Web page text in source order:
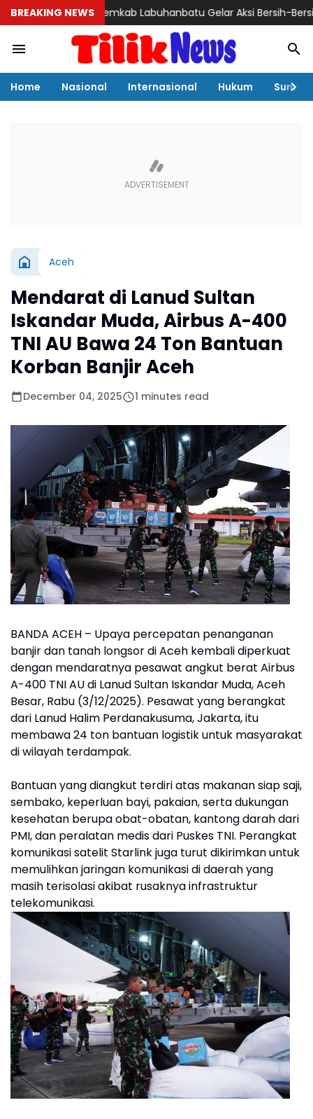
BREAKING NEWS
Pemkab Labuhanbatu Gelar Aksi Bersih-Bersih
Home Nasional Internasional Hukum Sumut
Aceh
Mendarat di Lanud Sultan
Iskandar Muda, Airbus A-400
TNI AU Bawa 24 Ton Bantuan
Korban Banjir Aceh
December 04, 2025 1 minutes read
BANDA ACEH – Upaya percepatan penanganan
banjir dan tanah longsor di Aceh kembali diperkuat
dengan mendaratnya pesawat angkut berat Airbus
A-400 TNI AU di Lanud Sultan Iskandar Muda, Aceh
Besar, Rabu (3/12/2025). Pesawat yang berangkat
dari Lanud Halim Perdanakusuma, Jakarta, itu
membawa 24 ton bantuan logistik untuk masyarakat
di wilayah terdampak.
Bantuan yang diangkut terdiri atas makanan siap saji,
sembako, keperluan bayi, pakaian, serta dukungan
kesehatan berupa obat-obatan, kantong darah dari
PMI, dan peralatan medis dari Puskes TNI. Perangkat
komunikasi satelit Starlink juga turut dikirimkan untuk
memulihkan jaringan komunikasi di daerah yang
masih terisolasi akibat rusaknya infrastruktur
telekomunikasi.